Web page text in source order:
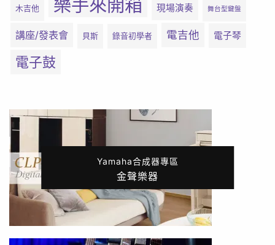
木吉他 樂手來開箱 現場演奏 舞台型鍵盤
講座/發表會 貝斯 錄音初學者 電吉他 電子琴
電子鼓
Yamaha合成器專區
金聲樂器